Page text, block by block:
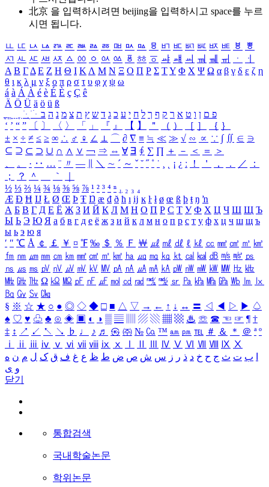
北京 을 입력하시려면 beijing을 입력하시고 space를 누르
시면 됩니다.
ㅥ ㅦ ㅧ ㅨ ㅩ ㅪ ㅫ ㅬ ㅭ ㅮ ㅯ ㅰ ㅱ ㅲ ㅳ ㅴ ㅵ ㅶ ㅷ ㅸ
ㅹ
ㅺ ㅻ ㅼ ㅽ ㅾ ㅿ ㆀ ㆁ ㆂ ㆃ ㆄ ㆅ ㆆ ㆇ ㆈ ㆉ ㆊ ㆋ ㆌ ㆍ
ㆎ
Α Β ΓΔ Ε Ζ Η Θ Ι ΚΛ Μ Ν Ξ Ο Π Ρ Σ ΤΥ Φ Χ Ψ Ω α β γ δ ε ζ η
θ ι κ λ μ ν ξ ο π ρ σ τ υ φ χ ψ ω
á à Á À é è É È ç Ç ê
Ä Ö Ü ä ö ü ß
ִֶֹ ֻּ ׁׂ פ ם ן ו ט א ר ק ף ך ל ח י ע כ ג ד ש ץ ת צ מ נ ה ב
‘ ’ “ ” 〔 〕 〈 〉 「 」 『 』 【 】 ＂ （ ） ［ ］ ｛ ｝
± × ÷ ≠ ≤ ≥ ∞ ∴ ♂ ♀ ∠ ⊥ ⌒ ∂ ∇ ≡ ≒ ≪ ≫ √ ∽ ∝ ∵ ∫ ∬ ∈ ∋
⊆ ⊇ ⊂ ⊃ ∪ ∩ ∧ ∨ ￢ ⇒ ⇔ ∀ ∃ ∮ ∑ ∏ ＋ － ＜ ＝
＞
、
。 · ‥ … ¨ 〃 ― ＼ ∼ ´ ～ ˇ ˘ ˝ ˚ ˙ ¸ ¡ ¿ ː ！ ＇ ， ． ／
：
；
？ ＾ ｀
½ ⅓ ⅔ ¼ ¾ ⅛ ⅜ ⅝ ⅞ ¹ ² ³ ⁴ ⁿ ₁ ₂ ₃ ₄
Æ Ð Ħ Ĳ Ł Ø Œ Þ Ŧ Ŋ æ đ ð ħ ı ĳ ĸ ŀ ł ø œ ß þ ŧ ŋ ŉ
А Б В Г Д Е Ё Ж З И Й К Л М Н О П Р С Т У Ф Х Ц Ч Ш Щ Ъ
Ы Ь Э Ю Я а б в г д е ё ж з и й к л м н о п р с т у ф х ц ч ш щ ъ
ы ь э ю я
′ ″ ℃ Å ￠ ￡ ￥ ¤ ℉ ‰ ＄ ％ Ｆ ￦ ㎕ ㎖ ㎗ ℓ ㎘ ㏄ ㎣ ㎤ ㎥ ㎦
㎙ ㎚ ㎛ ㎜ ㎝ ㎞ ㎟ ㎠ ㎡ ㎢ ㏊ ㎍ ㎎ ㎏ ㏏ ㎈ ㎉ ㏈ ㎧ ㎨ ㎰
㎱ ㎲ ㎳ ㎴ ㎵ ㎶ ㎷ ㎸ ㎹ ㎀ ㎁ ㎂ ㎃ ㎄ ㎺ ㎻ ㎽ ㎾ ㎿ ㎐ ㎑
㎒ ㎓ ㎔ Ω ㏀ ㏁ ㎊ ㎋ ㎌ ㏖ ㏅ ㎭ ㎮ ㎯ ㏛ ㎩ ㎪ ㎫ ㎬ ㏝ ㏐
㏓
㏃ ㏉ ㏜ ㏆
§ ※ ☆ ★ ○ ● ◎ ◇ ◆ □ ■ △ ▽ → ← ↑ ↓ ↔ 〓 ◁ ◀ ▷ ▶ ♤
♠ ♡ ♥ ♧ ♣ ⊙ ◈ ▣ ◐ ◑ ▒ ▤ ▨ ▧ ▦ ▩ ♨ ☏ ☎ ☜ ☞ ¶ †
‡ ↕ ↗ ↙ ↖ ↘ ♭ ♩ ♪ ♬ ㉿ ㈜ № ㏇ ™ ㏂ ㏘ ℡ ＃ ＆ ＊ ＠ ª º
ⅰ
ⅱ ⅲ ⅳ ⅴ ⅵ ⅶ ⅷ ⅸ ⅹ Ⅳ Ⅴ Ⅵ Ⅶ Ⅷ Ⅸ Ⅹ
ب ت ث ج ح خ د ذ ر ز س ش ص ض ط ظ ع غ ف ق ک ل م ن ه
و ی
닫기
통합검색
국내학술논문
학위논문